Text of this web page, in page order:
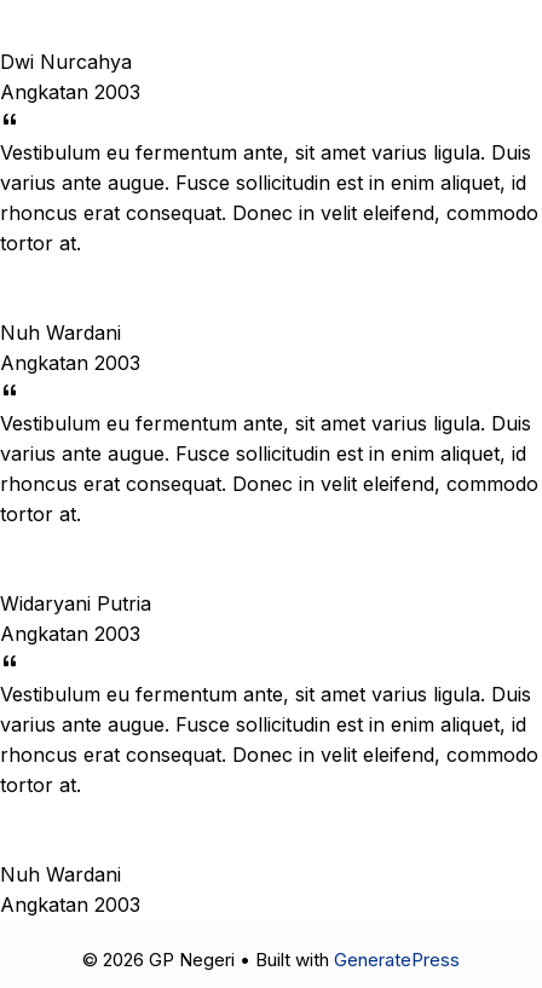
Dwi Nurcahya
Angkatan 2003
Vestibulum eu fermentum ante, sit amet varius ligula. Duis
varius ante augue. Fusce sollicitudin est in enim aliquet, id
rhoncus erat consequat. Donec in velit eleifend, commodo
tortor at.
Nuh Wardani
Angkatan 2003
Vestibulum eu fermentum ante, sit amet varius ligula. Duis
varius ante augue. Fusce sollicitudin est in enim aliquet, id
rhoncus erat consequat. Donec in velit eleifend, commodo
tortor at.
Widaryani Putria
Angkatan 2003
Vestibulum eu fermentum ante, sit amet varius ligula. Duis
varius ante augue. Fusce sollicitudin est in enim aliquet, id
rhoncus erat consequat. Donec in velit eleifend, commodo
tortor at.
Nuh Wardani
Angkatan 2003
© 2026 GP Negeri • Built with GeneratePress